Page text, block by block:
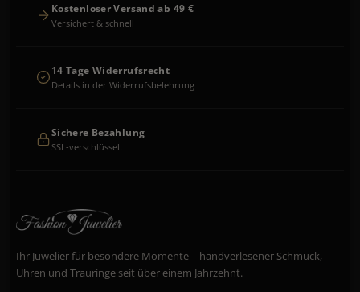
Kostenloser Versand ab 49 €
Versichert & schnell
14 Tage Widerrufsrecht
Details in der Widerrufsbelehrung
Sichere Bezahlung
SSL-verschlüsselt
Ihr Juwelier für besondere Momente – handverlesener Schmuck,
Uhren und Trauringe seit über einem Jahrzehnt.